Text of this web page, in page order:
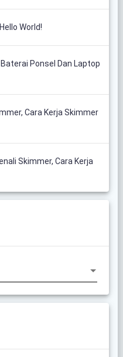
Hello World!
Baterai Ponsel Dan Laptop
Cara Kerja Skimmer
Skimmer, Cara Kerja